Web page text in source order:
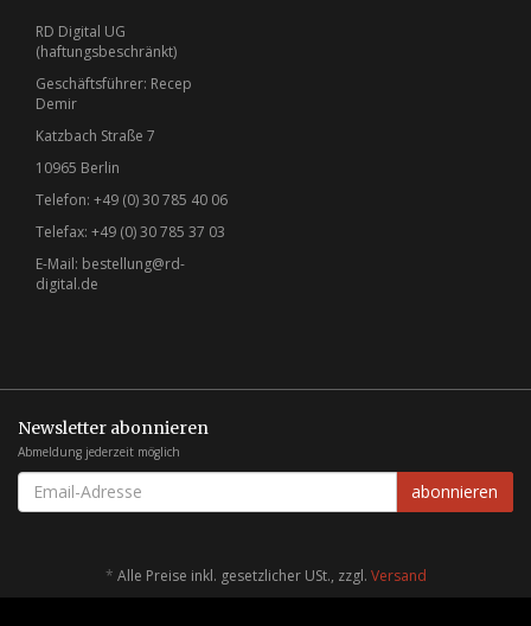
RD Digital UG
(haftungsbeschränkt)
Geschäftsführer: Recep
Demir
Katzbach Straße 7
10965 Berlin
Telefon: +49 (0) 30 785 40 06
Telefax: +49 (0) 30 785 37 03
E-Mail: bestellung@rd-
digital.de
Newsletter abonnieren
Abmeldung jederzeit möglich
EMAIL-
ADRESSE
abonnieren
* Alle Preise inkl. gesetzlicher USt., zzgl. Versand